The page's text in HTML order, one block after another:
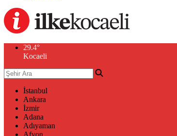
29.4°
Kocaeli
İstanbul
Ankara
İzmir
Adana
Adıyaman
Afyon